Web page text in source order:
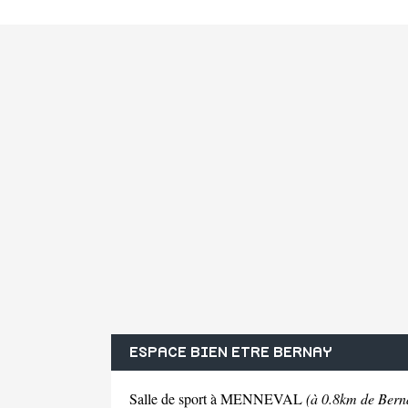
ESPACE BIEN ETRE BERNAY
Salle de sport à MENNEVAL(à 0.8km de